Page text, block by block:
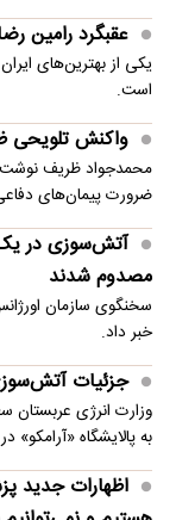
عقبگرد رامین
است.
واکنش تلویحی
محمدجواد ظریف نوشت:
ضرورت پیمان‌های
مصدوم شدند
سخنگوی سازمان
خبر داد.
جزئیات
وزارت انرژی
به پالایشگاه «آرامکو»
اظهارات جدید